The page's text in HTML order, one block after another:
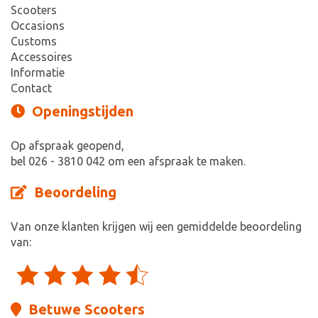
Scooters
Occasions
Customs
Accessoires
Informatie
Contact
Openingstijden
Op afspraak geopend,
bel 026 - 3810 042 om een afspraak te maken.
Beoordeling
Van onze klanten krijgen wij een gemiddelde beoordeling
van:
Betuwe Scooters